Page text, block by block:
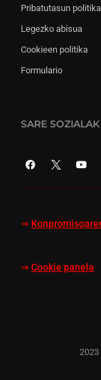
Pribatutasun politika
Legezko abisua
Cookieen politika
Formulario
SARE SOZIALAK
⇒
⇒ Cookie panela